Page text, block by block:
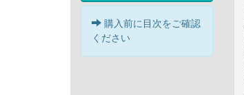
購入前に目次をご確認
ください